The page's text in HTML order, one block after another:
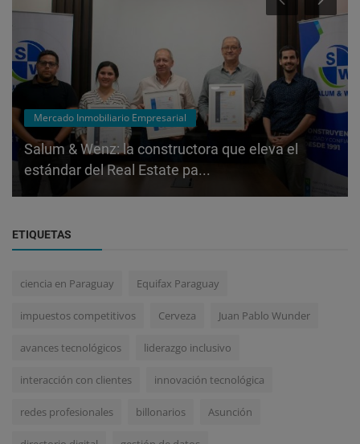
Mercado Inmobiliario Empresarial
Salum & Wenz: la constructora que eleva el
estándar del Real Estate pa...
ETIQUETAS
ciencia en Paraguay Equifax Paraguay
impuestos competitivos Cerveza Juan Pablo Wunder
avances tecnológicos liderazgo inclusivo
interacción con clientes innovación tecnológica
redes profesionales billonarios Asunción